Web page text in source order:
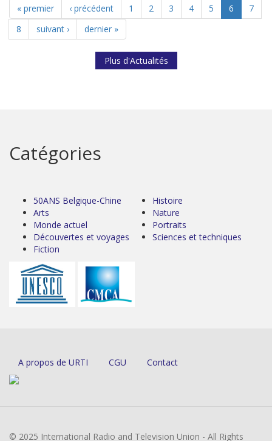
« premier ‹ précédent 1 2 3 4 5 6
7
8
suivant › dernier »
Plus d'Actualités
Catégories
50ANS Belgique-Chine
Arts
Monde actuel
Découvertes et voyages
Fiction
Histoire
Nature
Portraits
Sciences et techniques
A propos de URTI CGU Contact
© 2025 International Radio and Television Union - All Rights